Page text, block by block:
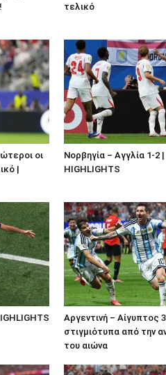
τελικό
οι
|
Νορβηγία – Αγγλία 1-2 |
HIGHLIGHTS
Αργεντινή – Αίγυπτος
στιγμιότυπα από την
του αιώνα